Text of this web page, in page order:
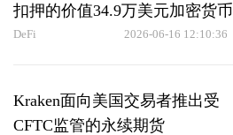
扣押的价值34.9万美元加密货币
DeFi 2026-06-16 12:10:36
Kraken面向美国交易者推出受
CFTC监管的永续期货